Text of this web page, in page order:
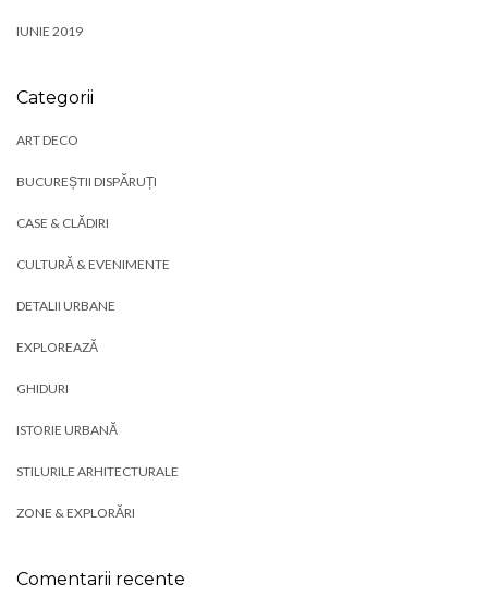
IUNIE 2019
Categorii
ART DECO
BUCUREȘTII DISPĂRUȚI
CASE & CLĂDIRI
CULTURĂ & EVENIMENTE
DETALII URBANE
EXPLOREAZĂ
GHIDURI
ISTORIE URBANĂ
STILURILE ARHITECTURALE
ZONE & EXPLORĂRI
Comentarii recente